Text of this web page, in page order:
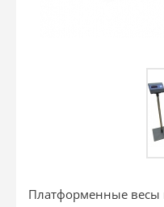
Платформенные весы